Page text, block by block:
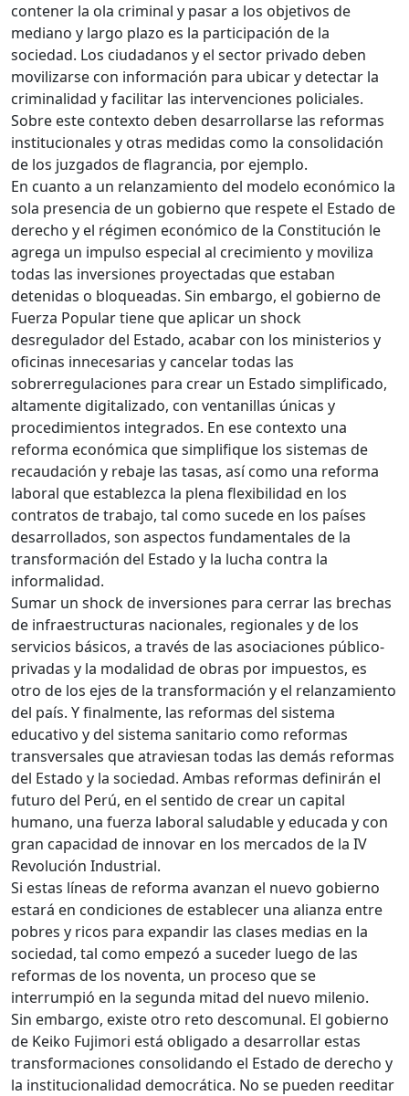
contener la ola criminal y pasar a los objetivos de
mediano y largo plazo es la participación de la
sociedad. Los ciudadanos y el sector privado deben
movilizarse con información para ubicar y detectar la
criminalidad y facilitar las intervenciones policiales.
Sobre este contexto deben desarrollarse las reformas
institucionales y otras medidas como la consolidación
de los juzgados de flagrancia, por ejemplo.
En cuanto a un relanzamiento del modelo económico la
sola presencia de un gobierno que respete el Estado de
derecho y el régimen económico de la Constitución le
agrega un impulso especial al crecimiento y moviliza
todas las inversiones proyectadas que estaban
detenidas o bloqueadas. Sin embargo, el gobierno de
Fuerza Popular tiene que aplicar un shock
desregulador del Estado, acabar con los ministerios y
oficinas innecesarias y cancelar todas las
sobrerregulaciones para crear un Estado simplificado,
altamente digitalizado, con ventanillas únicas y
procedimientos integrados. En ese contexto una
reforma económica que simplifique los sistemas de
recaudación y rebaje las tasas, así como una reforma
laboral que establezca la plena flexibilidad en los
contratos de trabajo, tal como sucede en los países
desarrollados, son aspectos fundamentales de la
transformación del Estado y la lucha contra la
informalidad.
Sumar un shock de inversiones para cerrar las brechas
de infraestructuras nacionales, regionales y de los
servicios básicos, a través de las asociaciones público-
privadas y la modalidad de obras por impuestos, es
otro de los ejes de la transformación y el relanzamiento
del país. Y finalmente, las reformas del sistema
educativo y del sistema sanitario como reformas
transversales que atraviesan todas las demás reformas
del Estado y la sociedad. Ambas reformas definirán el
futuro del Perú, en el sentido de crear un capital
humano, una fuerza laboral saludable y educada y con
gran capacidad de innovar en los mercados de la IV
Revolución Industrial.
Si estas líneas de reforma avanzan el nuevo gobierno
estará en condiciones de establecer una alianza entre
pobres y ricos para expandir las clases medias en la
sociedad, tal como empezó a suceder luego de las
reformas de los noventa, un proceso que se
interrumpió en la segunda mitad del nuevo milenio.
Sin embargo, existe otro reto descomunal. El gobierno
de Keiko Fujimori está obligado a desarrollar estas
transformaciones consolidando el Estado de derecho y
la institucionalidad democrática. No se pueden reeditar